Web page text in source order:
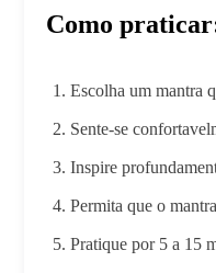
Como
Escolha um mantra
Sente-se
Inspire
Permita que o
Pratique por 5 a 15